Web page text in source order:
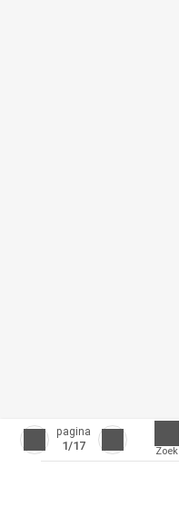
pagina
1/17 Zoek